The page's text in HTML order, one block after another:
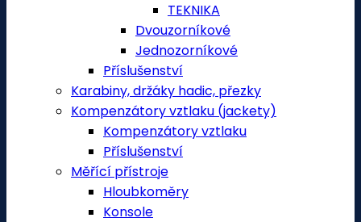
TEKNIKA
Dvouzorníkové
Jednozorníkové
Příslušenství
Karabiny, držáky hadic, přezky
Kompenzátory vztlaku (jackety)
Kompenzátory vztlaku
Příslušenství
Měřící přístroje
Hloubkoměry
Konsole